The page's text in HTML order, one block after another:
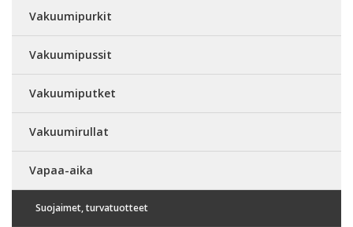
Vakuumipurkit
Vakuumipussit
Vakuumiputket
Vakuumirullat
Vapaa-aika
Suojaimet, turvatuotteet